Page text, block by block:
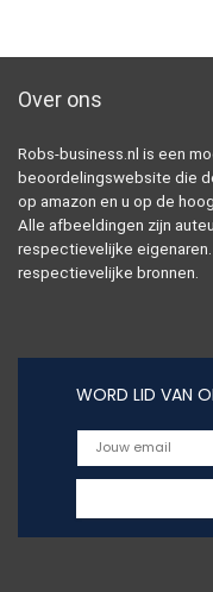
Over ons
Robs-business.nl is een
beoordelingswebsite die
op amazon en u op de
Alle afbeeldingen zijn
respectievelijke
respectievelijke bronnen.
WORD LID VAN